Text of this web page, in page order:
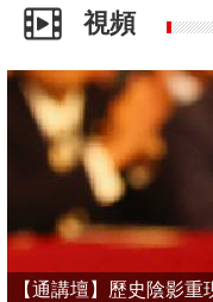
視頻
【通講壇】歷史陰影重